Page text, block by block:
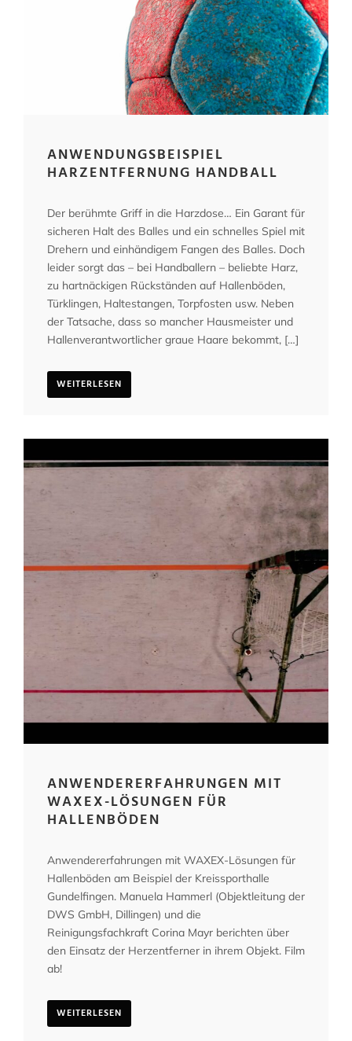
ANWENDUNGSBEISPIEL
HARZENTFERNUNG HANDBALL
Der berühmte Griff in die Harzdose… Ein Garant für
sicheren Halt des Balles und ein schnelles Spiel mit
Drehern und einhändigem Fangen des Balles. Doch
leider sorgt das – bei Handballern – beliebte Harz,
zu hartnäckigen Rückständen auf Hallenböden,
Türklingen, Haltestangen, Torpfosten usw. Neben
der Tatsache, dass so mancher Hausmeister und
Hallenverantwortlicher graue Haare bekommt, […]
WEITERLESEN
ANWENDERERFAHRUNGEN MIT
WAXEX-LÖSUNGEN FÜR
HALLENBÖDEN
Anwendererfahrungen mit WAXEX-Lösungen für
Hallenböden am Beispiel der Kreissporthalle
Gundelfingen. Manuela Hammerl (Objektleitung der
DWS GmbH, Dillingen) und die
Reinigungsfachkraft Corina Mayr berichten über
den Einsatz der Herzentferner in ihrem Objekt. Film
ab!
WEITERLESEN